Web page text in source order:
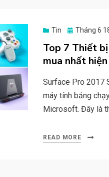
Tin
Posted
Tháng 6
Top 7 Thiết
mua nhất
Surface Pro 2017
máy tính bảng
Microsoft. Đây là
READ MORE